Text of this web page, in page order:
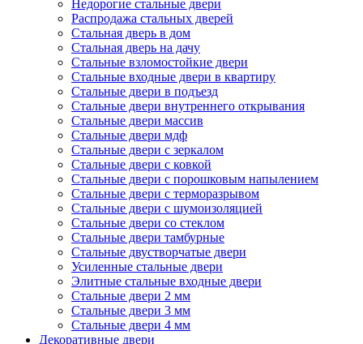
Недорогие стальные двери
Распродажа стальных дверей
Стальная дверь в дом
Стальная дверь на дачу
Стальные взломостойкие двери
Стальные входные двери в квартиру
Стальные двери в подъезд
Стальные двери внутреннего открывания
Стальные двери массив
Стальные двери мдф
Стальные двери с зеркалом
Стальные двери с ковкой
Стальные двери с порошковым напылением
Стальные двери с терморазрывом
Стальные двери с шумоизоляцией
Стальные двери со стеклом
Стальные двери тамбурные
Стальные двустворчатые двери
Усиленные стальные двери
Элитные стальные входные двери
Стальные двери 2 мм
Стальные двери 3 мм
Стальные двери 4 мм
Декоративные двери